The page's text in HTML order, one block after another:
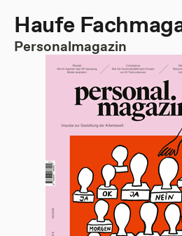
Haufe
Personalmagazin